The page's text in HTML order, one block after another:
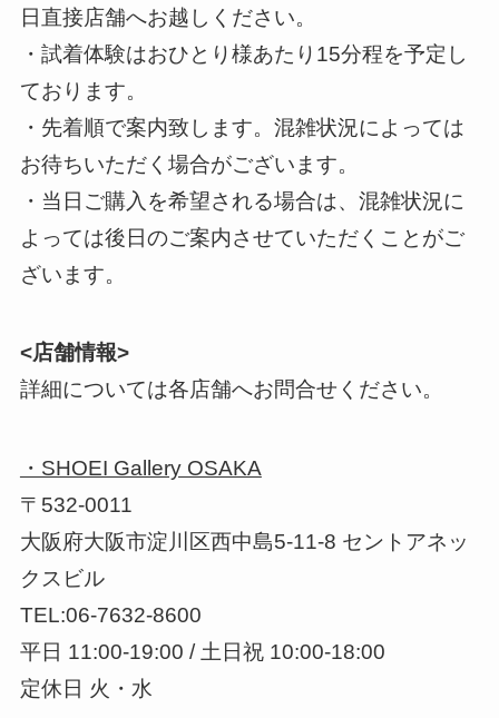
日直接店舗へお越しください。
・試着体験はおひとり様あたり15分程を予定し
ております。
・先着順で案内致します。混雑状況によっては
お待ちいただく場合がございます。
・当日ご購入を希望される場合は、混雑状況に
よっては後日のご案内させていただくことがご
ざいます。
<店舗情報>
詳細については各店舗へお問合せください。
・SHOEI Gallery OSAKA
〒532-0011
大阪府大阪市淀川区西中島5-11-8 セントアネッ
クスビル
TEL:06-7632-8600
平日 11:00-19:00 / 土日祝 10:00-18:00
定休日 火・水